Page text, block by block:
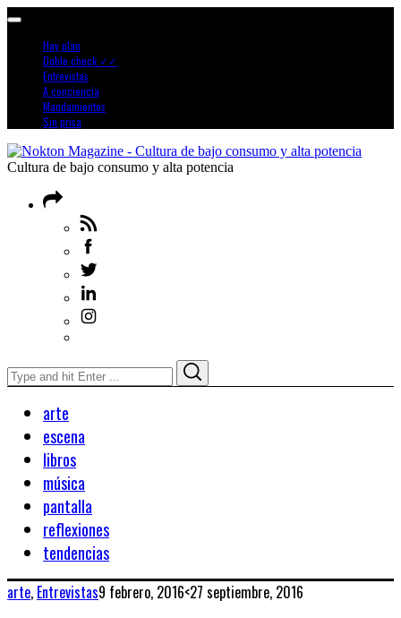
Hay plan
Doble check ✓✓
Entrevistas
A conciencia
Mandamientos
Sin prisa
Cultura de bajo consumo y alta potencia
Search
for:
arte
escena
libros
música
pantalla
reflexiones
tendencias
arte, Entrevistas9 febrero, 2016<27 septiembre, 2016